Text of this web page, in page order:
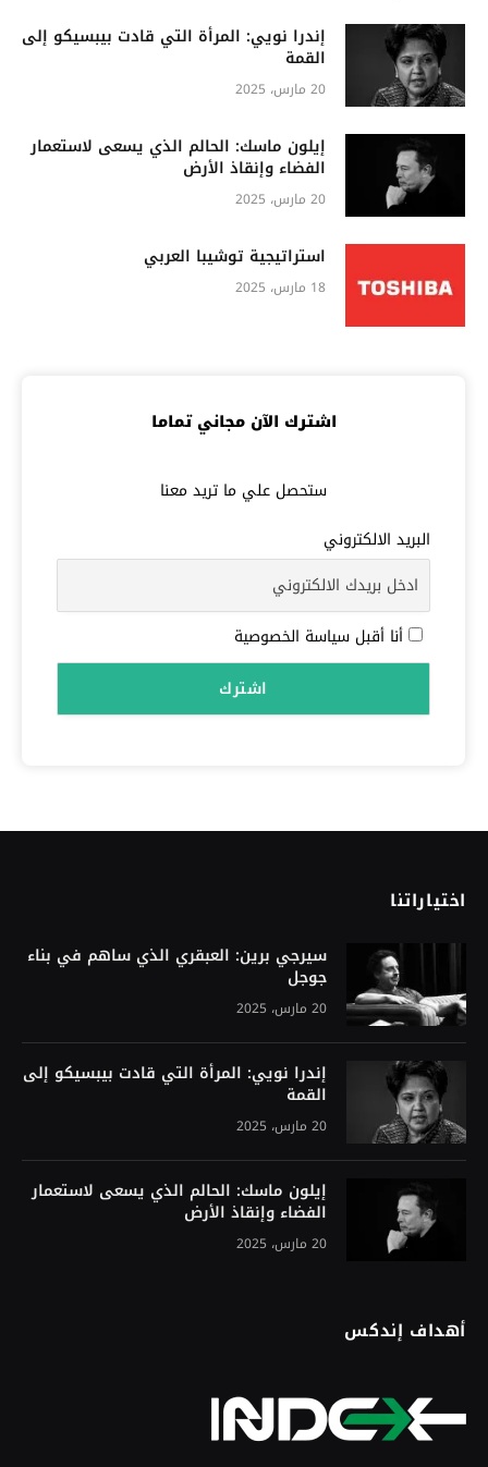
إندرا نويي: المرأة التي قادت بيبسيكو إلى
القمة
20 مارس، 2025
إيلون ماسك: الحالم الذي يسعى لاستعمار
الفضاء وإنقاذ الأرض
20 مارس، 2025
استراتيجية توشيبا العربي
18 مارس، 2025
اشترك الآن مجاني تماما
ستحصل علي ما تريد معنا
البريد الالكتروني
أنا أقبل سياسة الخصوصية
اختياراتنا
سيرجي برين: العبقري الذي ساهم في بناء
جوجل
20 مارس، 2025
إندرا نويي: المرأة التي قادت بيبسيكو إلى
القمة
20 مارس، 2025
إيلون ماسك: الحالم الذي يسعى لاستعمار
الفضاء وإنقاذ الأرض
20 مارس، 2025
أهداف إندكس